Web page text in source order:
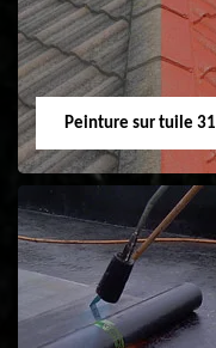
façade 31
Peinture sur tuile 31
Peinture sur tuile
31